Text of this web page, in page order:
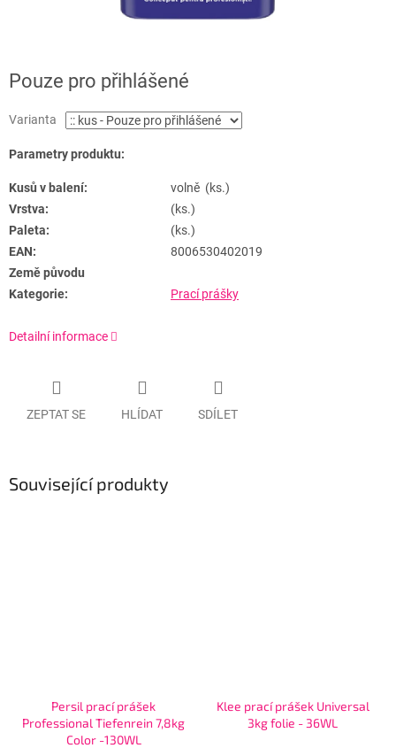
Pouze pro přihlášené
Varianta
Parametry produktu:
Kusů v balení:
volně (ks.)
Vrstva:
(ks.)
Paleta:
(ks.)
EAN:
8006530402019
Země původu
Kategorie:
Prací prášky
Detailní informace
ZEPTAT SE HLÍDAT SDÍLET
Související produkty
Persil prací prášek
Professional Tiefenrein 7,8kg
Color -130WL
Klee prací prášek Universal
3kg folie - 36WL